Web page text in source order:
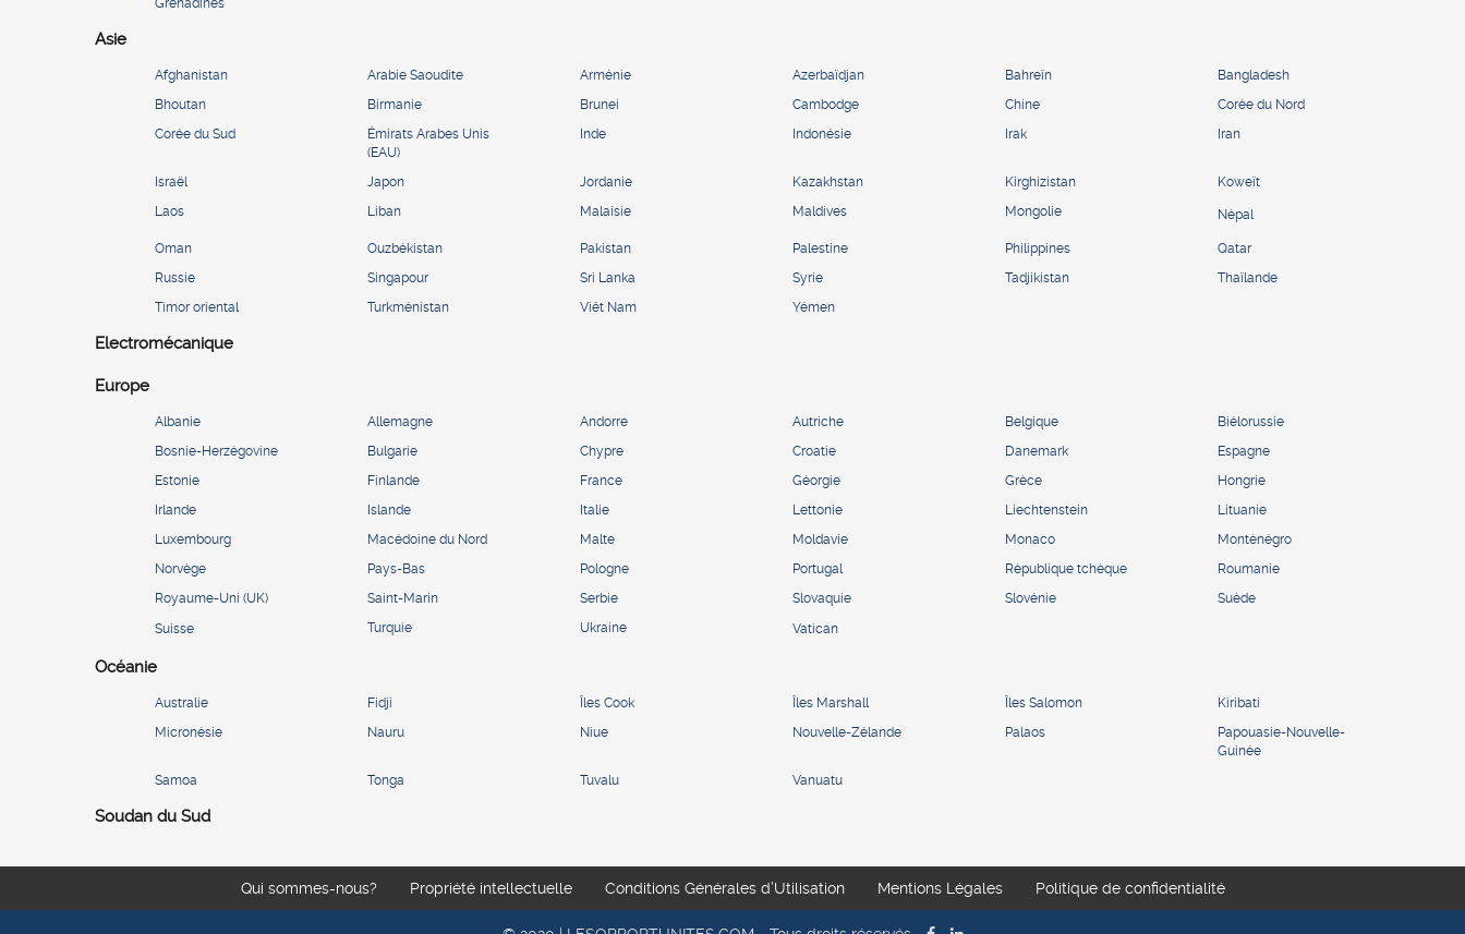
Asie
Afghanistan Arabie Saoudite Arménie Azerbaïdjan Bahreïn
Bangladesh
Bhoutan
Birmanie Brunei Cambodge Chine
Corée du Nord
Corée du Sud
Émirats Arabes Unis
(EAU)
Inde Indonésie Irak Iran
Israël Japon Jordanie Kazakhstan Kirghizistan
Koweït
Laos
Liban Malaisie Maldives Mongolie Népal
Oman Ouzbékistan Pakistan Palestine Philippines
Qatar
Russie
Singapour Sri Lanka Syrie Tadjikistan
Thaïlande
Timor oriental
Turkménistan Viêt Nam Yémen
Electromécanique
Europe
Albanie Allemagne Andorre Autriche Belgique
Biélorussie
Bosnie-Herzégovine
Bulgarie Chypre Croatie Danemark
Espagne
Estonie
Finlande France Géorgie Grèce
Hongrie
Irlande
Islande Italie Lettonie Liechtenstein
Lituanie
Luxembourg
Macédoine du Nord Malte Moldavie Monaco
Monténégro
Norvège
Pays-Bas Pologne Portugal République tchèque
Roumanie
Royaume-Uni (UK)
Saint-Marin Serbie Slovaquie Slovénie Suède
Suisse Turquie Ukraine Vatican
Océanie
Australie Fidji Îles Cook Îles Marshall Îles Salomon
Kiribati
Micronésie
Nauru Niue Nouvelle-Zélande Palaos
Papouasie-Nouvelle-
Guinée
Samoa
Tonga Tuvalu Vanuatu
Soudan du Sud
Qui sommes-nous? Propriété intellectuelle Conditions Générales d’Utilisation Mentions Légales Politique de confidentialité